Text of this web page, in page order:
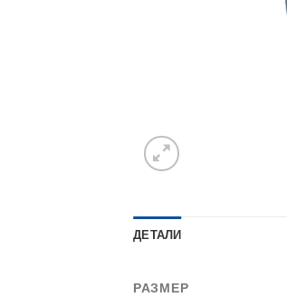
ДЕТАЛИ
РАЗМЕР